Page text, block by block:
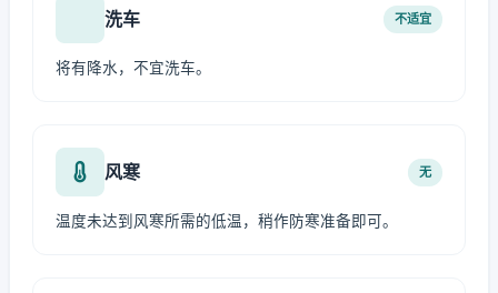
洗车 不适宜
将有降水，不宜洗车。
风寒 无
温度未达到风寒所需的低温，稍作防寒准备即可。